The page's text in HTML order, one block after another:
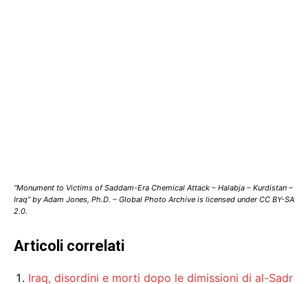
“Monument to Victims of Saddam-Era Chemical Attack – Halabja – Kurdistan –
Iraq” by Adam Jones, Ph.D. – Global Photo Archive is licensed under CC BY-SA
2.0.
Articoli correlati
Iraq, disordini e morti dopo le dimissioni di al-Sadr